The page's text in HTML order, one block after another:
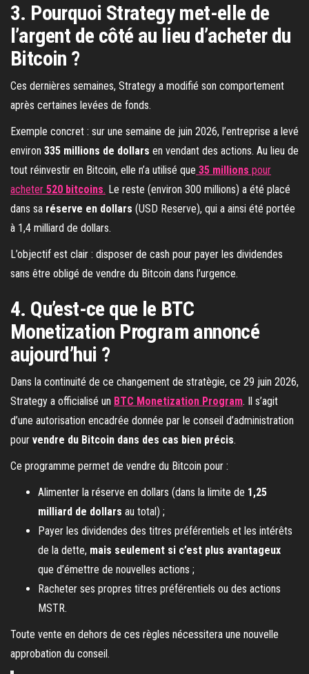
3. Pourquoi Strategy met-elle de
l’argent de côté au lieu d’acheter du
Bitcoin ?
Ces dernières semaines, Strategy a modifié son comportement
après certaines levées de fonds.
Exemple concret : sur une semaine de juin 2026, l’entreprise a levé
environ 335 millions de dollars en vendant des actions. Au lieu de
tout réinvestir en Bitcoin, elle n’a utilisé que 35 millions pour
acheter 520 bitcoins. Le reste (environ 300 millions) a été placé
dans sa réserve en dollars (USD Reserve), qui a ainsi été portée
à 1,4 milliard de dollars.
L’objectif est clair : disposer de cash pour payer les dividendes
sans être obligé de vendre du Bitcoin dans l’urgence.
4. Qu’est-ce que le BTC
Monetization Program annoncé
aujourd’hui ?
Dans la continuité de ce changement de stratègie, ce 29 juin 2026,
Strategy a officialisé un BTC Monetization Program. Il s’agit
d’une autorisation encadrée donnée par le conseil d’administration
pour vendre du Bitcoin dans des cas bien précis.
Ce programme permet de vendre du Bitcoin pour :
Alimenter la réserve en dollars (dans la limite de 1,25
milliard de dollars au total) ;
Payer les dividendes des titres préférentiels et les intérêts
de la dette, mais seulement si c’est plus avantageux
que d’émettre de nouvelles actions ;
Racheter ses propres titres préférentiels ou des actions
MSTR.
Toute vente en dehors de ces règles nécessitera une nouvelle
approbation du conseil.